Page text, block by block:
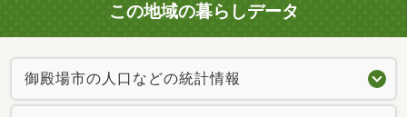
この地域の暮らしデータ
御殿場市の人口などの統計情報